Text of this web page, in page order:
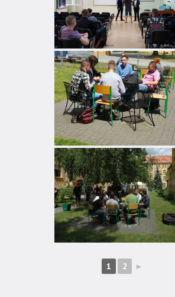
1 2 ►